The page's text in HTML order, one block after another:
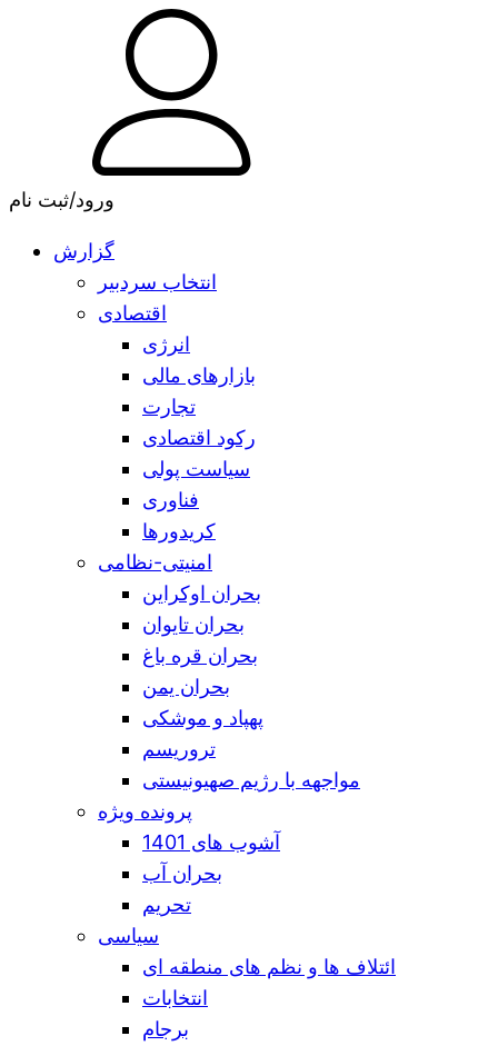
ورود/ثبت نام
گزارش
انتخاب سردبیر
اقتصادی
انرژی
بازارهای مالی
تجارت
رکود اقتصادی
سیاست پولی
فناوری
کریدورها
امنیتی-نظامی
بحران اوکراین
بحران تایوان
بحران قره باغ
بحران یمن
پهپاد و موشکی
تروریسم
مواجهه با رژیم صهیونیستی
پرونده ویژه
آشوب های 1401
بحران آب
تحریم
سیاسی
ائتلاف ها و نظم های منطقه ای
انتخابات
برجام